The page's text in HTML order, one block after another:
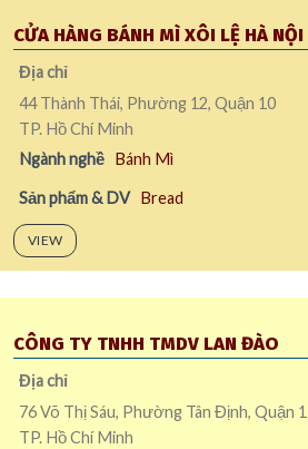
CỬA HÀNG BÁNH MÌ XÔI LỆ HÀ NỘI
Địa chỉ
44 Thành Thái, Phường 12, Quận 10
TP. Hồ Chí Minh
Ngành nghề Bánh Mì
Sản phẩm & DV Bread
VIEW
CÔNG TY TNHH TMDV LAN ĐÀO
Địa chỉ
76 Võ Thị Sáu, Phường Tân Định, Quận 1
TP. Hồ Chí Minh